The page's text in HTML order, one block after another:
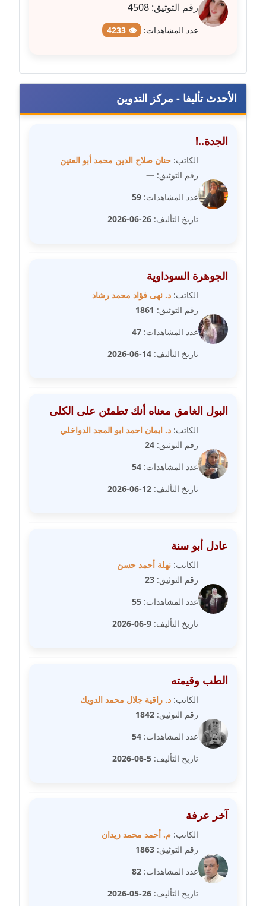
عاملة
مدونة عزة الأمير
عاملة
مدونة عطا الله حسب الله
مدونة عفاف حسين
عاملة
مدونة علا الأزوك
عاملة
مدونة علاء سرحان
عاملة
عاملة
مدونة علي الفشني
عاملة
مدونة عماد مصباح
عاملة
مدونة غادة زهران
عاملة
عاملة
مدونة فاطمة البسريني
عاملة
موقوف
مدونة فيرا زولوتاريفا
عاملة
مدونة فيروز القطلبي
عاملة
رقم التوثيق: 4508
عدد المشاهدات: 👁 4233
الأحدث تأليفا - مركز التدوين
الجدة..!
الكاتب: حنان صلاح الدين محمد أبو العنين
رقم التوثيق: —
عدد المشاهدات: 59
تاريخ التأليف: 26-06-2026
الجوهرة السوداوية
الكاتب: د. نهى فؤاد محمد رشاد
رقم التوثيق: 1861
عدد المشاهدات: 47
تاريخ التأليف: 14-06-2026
البول الغامق معناه أنك تطمئن على الكلى
الكاتب: د. ايمان احمد ابو المجد الدواخلي
رقم التوثيق: 24
عدد المشاهدات: 54
تاريخ التأليف: 12-06-2026
عادل أبو سنة
الكاتب: نهلة أحمد حسن
رقم التوثيق: 23
عدد المشاهدات: 55
تاريخ التأليف: 9-06-2026
الطب وقيمته
الكاتب: د. راقية جلال محمد الدويك
رقم التوثيق: 1842
عدد المشاهدات: 54
تاريخ التأليف: 5-06-2026
آخر عرفة
الكاتب: م. أحمد محمد زيدان
رقم التوثيق: 1863
عدد المشاهدات: 82
تاريخ التأليف: 26-05-2026